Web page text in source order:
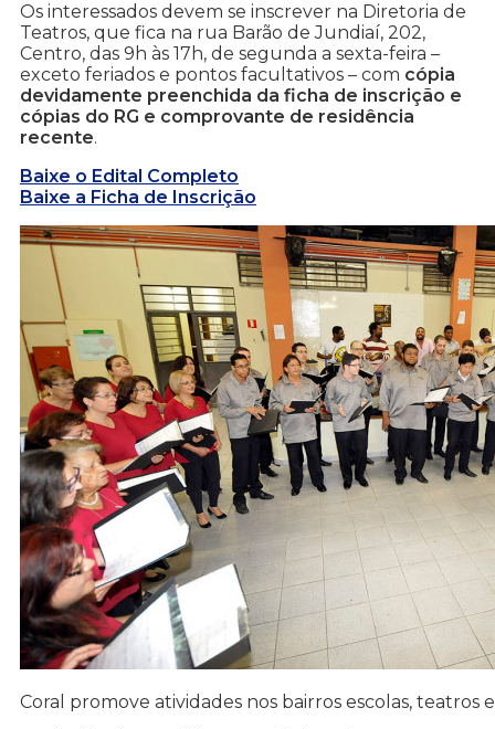
Os interessados devem se inscrever na Diretoria de
Teatros, que fica na rua Barão de Jundiaí, 202,
Centro, das 9h às 17h, de segunda a sexta-feira –
exceto feriados e pontos facultativos – com cópia
devidamente preenchida da ficha de inscrição e
cópias do RG e comprovante de residência
recente.
Baixe o Edital Completo
Baixe a Ficha de Inscrição
Coral promove atividades nos bairros escolas, teatros